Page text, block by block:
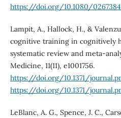
https://doi.org/10.1080/
Lampit, A., Hallock, H., &
cognitive training in cognitively
systematic review and meta-
Medicine, 11(11), e1001756.
https://doi.org/10.1371/
https://doi.org/10.1371/
LeBlanc, A. G., Spence, J. C.,